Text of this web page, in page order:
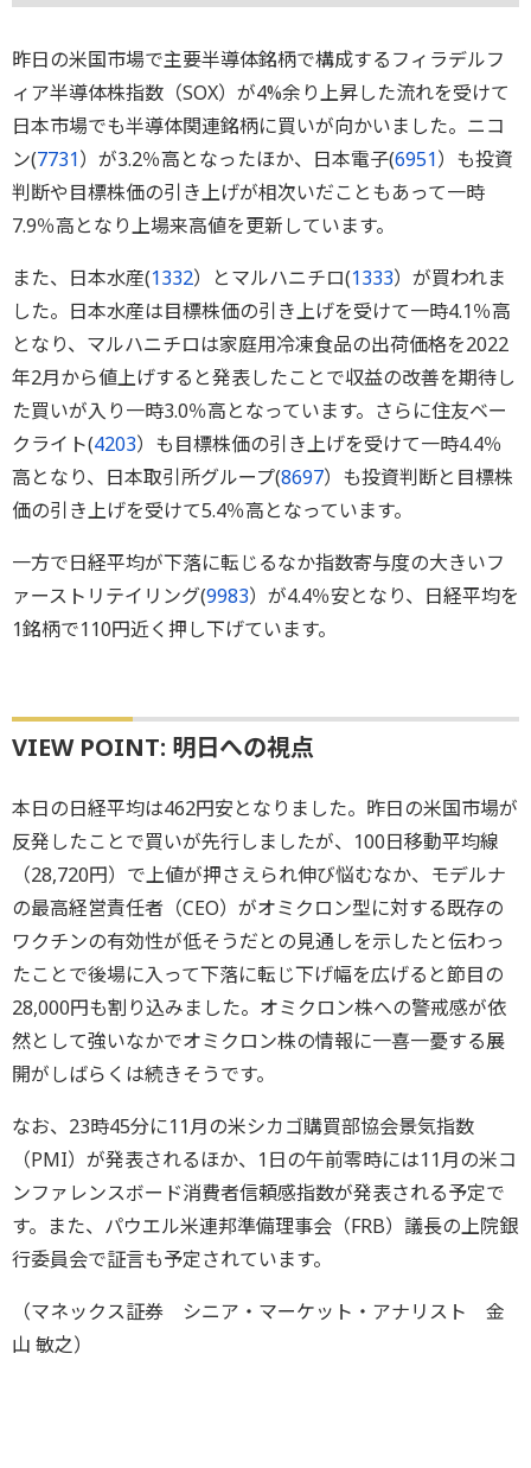
昨日の米国市場で主要半導体銘柄で構成するフィラデルフ
ィア半導体株指数（SOX）が4%余り上昇した流れを受けて
日本市場でも半導体関連銘柄に買いが向かいました。ニコ
ン(7731）が3.2％高となったほか、日本電子(6951）も投資
判断や目標株価の引き上げが相次いだこともあって一時
7.9％高となり上場来高値を更新しています。
また、日本水産(1332）とマルハニチロ(1333）が買われま
した。日本水産は目標株価の引き上げを受けて一時4.1％高
となり、マルハニチロは家庭用冷凍食品の出荷価格を2022
年2月から値上げすると発表したことで収益の改善を期待し
た買いが入り一時3.0％高となっています。さらに住友ベー
クライト(4203）も目標株価の引き上げを受けて一時4.4％
高となり、日本取引所グループ(8697）も投資判断と目標株
価の引き上げを受けて5.4％高となっています。
一方で日経平均が下落に転じるなか指数寄与度の大きいフ
ァーストリテイリング(9983）が4.4％安となり、日経平均を
1銘柄で110円近く押し下げています。
VIEW POINT: 明日への視点
本日の日経平均は462円安となりました。昨日の米国市場が
反発したことで買いが先行しましたが、100日移動平均線
（28,720円）で上値が押さえられ伸び悩むなか、モデルナ
の最高経営責任者（CEO）がオミクロン型に対する既存の
ワクチンの有効性が低そうだとの見通しを示したと伝わっ
たことで後場に入って下落に転じ下げ幅を広げると節目の
28,000円も割り込みました。オミクロン株への警戒感が依
然として強いなかでオミクロン株の情報に一喜一憂する展
開がしばらくは続きそうです。
なお、23時45分に11月の米シカゴ購買部協会景気指数
（PMI）が発表されるほか、1日の午前零時には11月の米コ
ンファレンスボード消費者信頼感指数が発表される予定で
す。また、パウエル米連邦準備理事会（FRB）議長の上院銀
行委員会で証言も予定されています。
（マネックス証券 シニア・マーケット・アナリスト 金
山 敏之）